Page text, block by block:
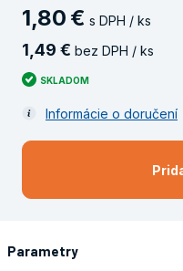
1,80 € s DPH / ks
1 49 € bez DPH / ks
SKLADOM
Informácie o doručení
Parametry